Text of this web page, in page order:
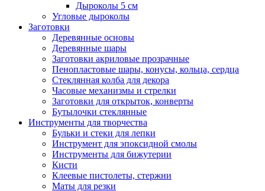
Дыроколы 5 см
Угловые дыроколы
Заготовки
Деревянные основы
Деревянные шары
Заготовки акриловые прозрачные
Пенопластовые шары, конусы, кольца, сердца
Стеклянная колба для декора
Часовые механизмы и стрелки
Заготовки для открыток, конверты
Бутылочки стеклянные
Инструменты для творчества
Бульки и стеки для лепки
Инструмент для эпоксидной смолы
Инструменты для бижутерии
Кисти
Клеевые пистолеты, стержни
Маты для резки